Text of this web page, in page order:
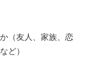
（友人、家族、恋
ど）